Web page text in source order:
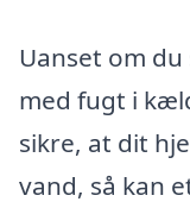
Uanset om
med fugt i
sikre, at dit
vand, så kan